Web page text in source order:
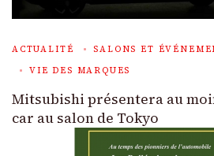
ACTUALITÉ
SALONS ET
VIE DES MARQUES
Mitsubishi présentera au
car au salon de Tokyo